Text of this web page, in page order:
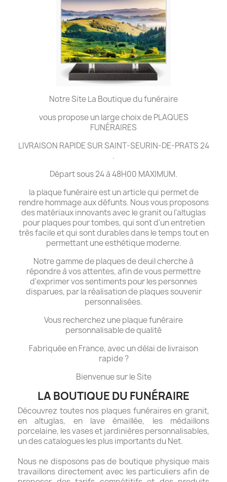
Notre Site La Boutique du funéraire
vous propose un large choix de PLAQUES
FUNÉRAIRES
LIVRAISON RAPIDE SUR SAINT-SEURIN-DE-PRATS 24
.
Départ sous 24 à 48H00 MAXIMUM.
la plaque funéraire est un article qui permet de
rendre hommage aux défunts. Nous vous proposons
des matériaux innovants avec le granit ou l'altuglas
pour plaques pour tombes, qui sont d'un entretien
très facile et qui sont durables dans le temps tout en
permettant une esthétique moderne.
Notre gamme de plaques de deuil cherche à
répondre à vos attentes, afin de vous permettre
d'exprimer vos sentiments pour les personnes
disparues, par la réalisation de plaques souvenir
personnalisées.
Vous recherchez une plaque funéraire
personnalisable de qualité
Fabriquée en France, avec un délai de livraison
rapide ?
Bienvenue sur le Site
LA BOUTIQUE DU FUNÉRAIRE
Découvrez toutes nos plaques funéraires en granit,
en altuglas, en lave émaillée, les médaillons
porcelaine, les vases et jardinières personnalisables,
un des catalogues les plus importants du Net.
Nous ne disposons pas de boutique physique mais
travaillons directement avec les particuliers afin de